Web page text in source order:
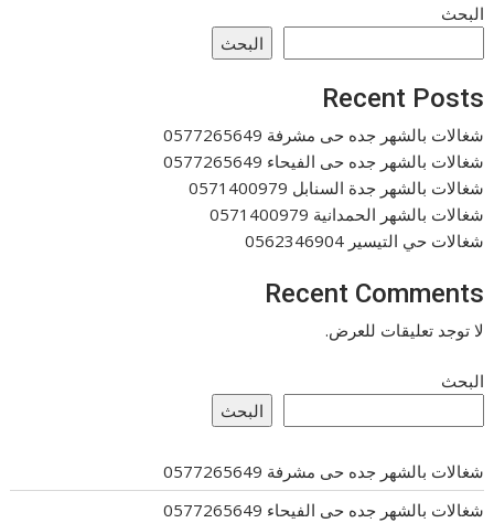
البحث
البحث
Recent Posts
شغالات بالشهر جده حى مشرفة 0577265649
شغالات بالشهر جده حى الفيحاء 0577265649
شغالات بالشهر جدة السنابل 0571400979
شغالات بالشهر الحمدانية 0571400979
شغالات حي التيسير 0562346904
Recent Comments
لا توجد تعليقات للعرض.
البحث
البحث
شغالات بالشهر جده حى مشرفة 0577265649
شغالات بالشهر جده حى الفيحاء 0577265649